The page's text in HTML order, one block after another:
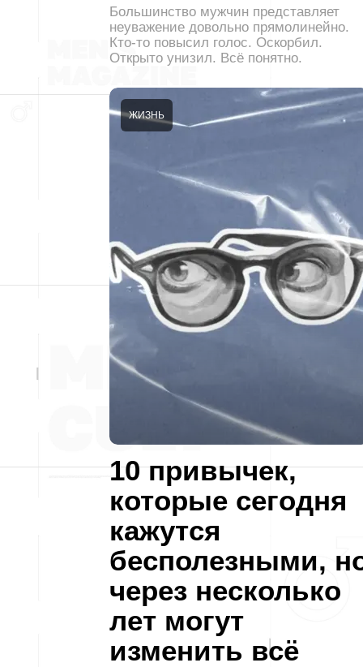
Большинство мужчин представляет
неуважение довольно прямолинейно.
Кто-то повысил голос. Оскорбил.
Открыто унизил. Всё понятно.
10 привычек,
которые сегодня
кажутся
бесполезными,
через несколько
лет могут
изменить всё
ЖИЗНЬ